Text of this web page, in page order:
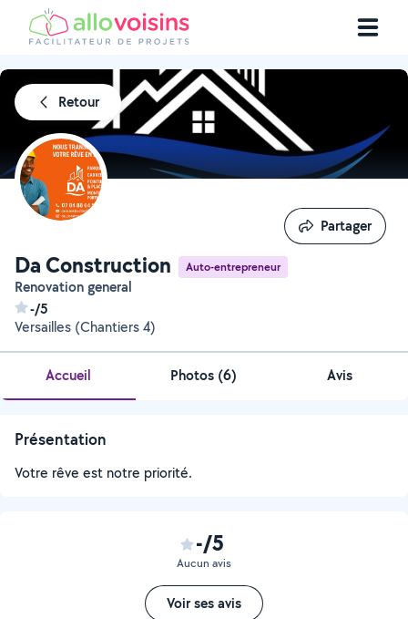
Retour
Da Construction Auto-entrepreneur
Renovation general
-/5
Versailles (Chantiers 4)
Partager
Partager
Accueil Photos (6) Avis
Présentation
Votre rêve est notre priorité.
-/5
Aucun avis
Voir ses avis